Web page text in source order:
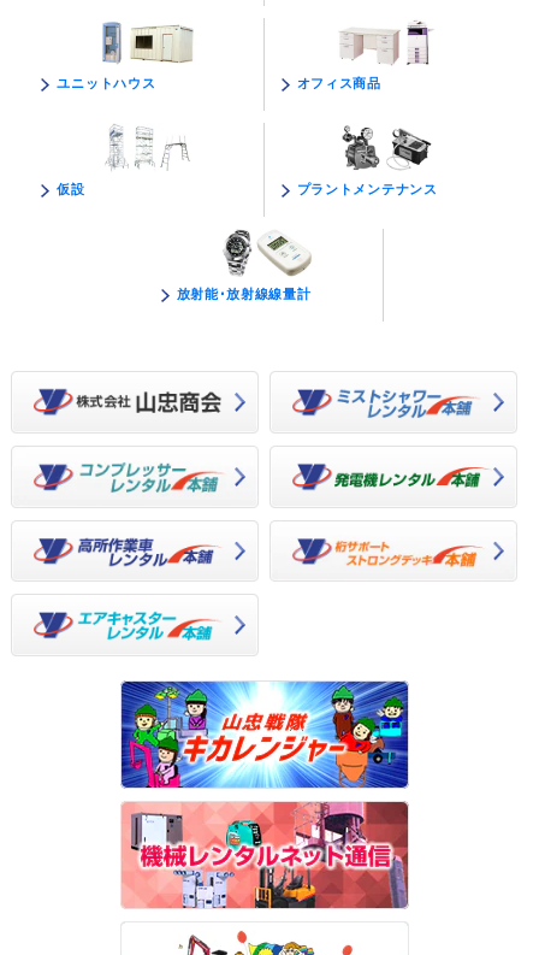
ユニットハウス オフィス商品
仮設 プラントメンテナンス
放射能･放射線線量計